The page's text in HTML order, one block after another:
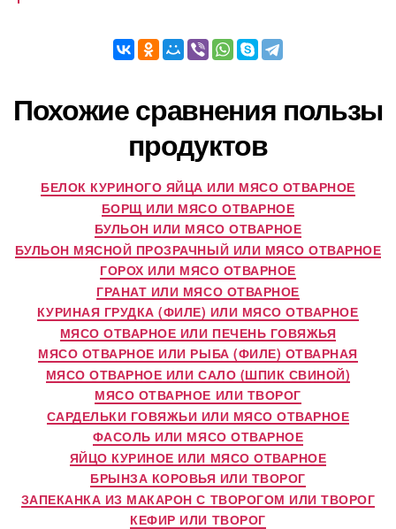
Похожие сравнения пользы
продуктов
БЕЛОК КУРИНОГО ЯЙЦА ИЛИ МЯСО ОТВАРНОЕ
БОРЩ ИЛИ МЯСО ОТВАРНОЕ
БУЛЬОН ИЛИ МЯСО ОТВАРНОЕ
БУЛЬОН МЯСНОЙ ПРОЗРАЧНЫЙ ИЛИ МЯСО ОТВАРНОЕ
ГОРОХ ИЛИ МЯСО ОТВАРНОЕ
ГРАНАТ ИЛИ МЯСО ОТВАРНОЕ
КУРИНАЯ ГРУДКА (ФИЛЕ) ИЛИ МЯСО ОТВАРНОЕ
МЯСО ОТВАРНОЕ ИЛИ ПЕЧЕНЬ ГОВЯЖЬЯ
МЯСО ОТВАРНОЕ ИЛИ РЫБА (ФИЛЕ) ОТВАРНАЯ
МЯСО ОТВАРНОЕ ИЛИ САЛО (ШПИК СВИНОЙ)
МЯСО ОТВАРНОЕ ИЛИ ТВОРОГ
САРДЕЛЬКИ ГОВЯЖЬИ ИЛИ МЯСО ОТВАРНОЕ
ФАСОЛЬ ИЛИ МЯСО ОТВАРНОЕ
ЯЙЦО КУРИНОЕ ИЛИ МЯСО ОТВАРНОЕ
БРЫНЗА КОРОВЬЯ ИЛИ ТВОРОГ
ЗАПЕКАНКА ИЗ МАКАРОН С ТВОРОГОМ ИЛИ ТВОРОГ
КЕФИР ИЛИ ТВОРОГ